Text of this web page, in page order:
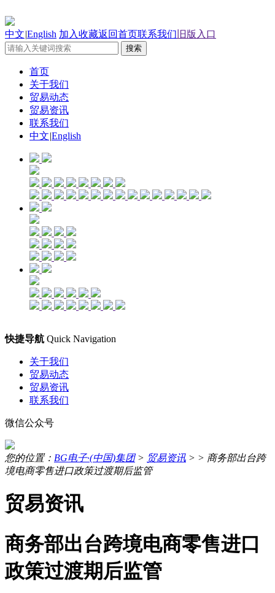
中文|English 加入收藏返回首页联系我们 旧版入口
首页
关于我们
贸易动态
贸易资讯
联系我们
中文|English
快捷导航 Quick Navigation
关于我们
贸易动态
贸易资讯
联系我们
微信公众号
您的位置： BG电子·(中国)集团> 贸易资讯 > > 商务部出台跨
境电商零售进口政策过渡期后监管
贸易资讯
商务部出台跨境电商零售进口
政策过渡期后监管